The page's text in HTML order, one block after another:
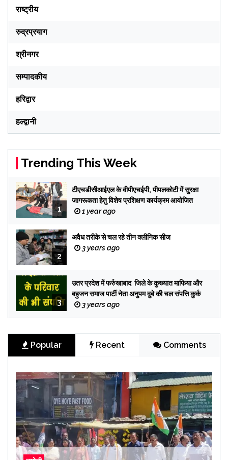
राष्ट्रीय
रुद्रप्रयाग
श्रीनगर
सम्पादकीय
हरिद्वार
हल्द्वानी
Trending This Week
1
टीएचडीसीआईएल के वीपीएचईपी, पीपलकोटी में सुरक्षा
जागरूकता हेतु विशेष प्रशिक्षण कार्यक्रम आयोजित
1 year ago
2
अवैध तरीके से चल रहे तीन क्लीनिक सीज
3 years ago
3
उतर प्रदेश में फर्रुखाबाद जिले के कुख्यात माफिया और
बहुजन समाज पार्टी नेता अनुपम दुबे की चल संपत्ति कुर्क
3 years ago
Popular Recent Comments